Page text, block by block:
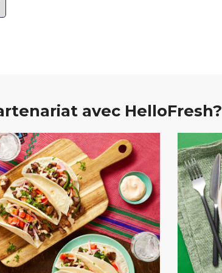
avec HelloFresh?